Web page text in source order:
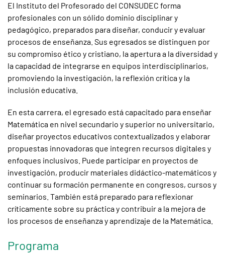
El Instituto del Profesorado del CONSUDEC forma
profesionales con un sólido dominio disciplinar y
pedagógico, preparados para diseñar, conducir y evaluar
procesos de enseñanza. Sus egresados se distinguen por
su compromiso ético y cristiano, la apertura a la diversidad y
la capacidad de integrarse en equipos interdisciplinarios,
promoviendo la investigación, la reflexión crítica y la
inclusión educativa.
En esta carrera, el egresado está capacitado para enseñar
Matemática en nivel secundario y superior no universitario,
diseñar proyectos educativos contextualizados y elaborar
propuestas innovadoras que integren recursos digitales y
enfoques inclusivos. Puede participar en proyectos de
investigación, producir materiales didáctico-matemáticos y
continuar su formación permanente en congresos, cursos y
seminarios. También está preparado para reflexionar
críticamente sobre su práctica y contribuir a la mejora de
los procesos de enseñanza y aprendizaje de la Matemática.
Programa